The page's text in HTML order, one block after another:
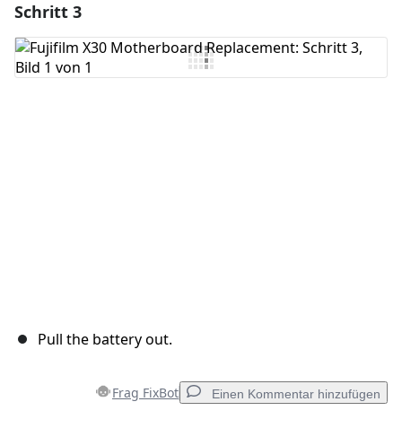
Kommentar hinzufügen
Schritt 3
Pull the battery out.
Frag FixBot Einen Kommentar hinzufügen